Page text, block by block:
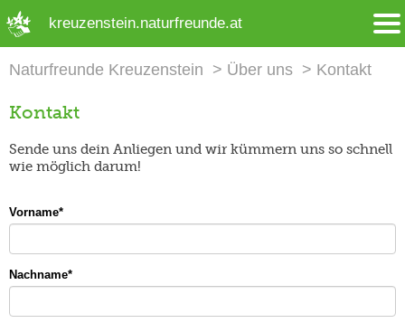
kreuzenstein.naturfreunde.at
Naturfreunde Kreuzenstein Über uns Kontakt
Kontakt
Sende uns dein Anliegen und wir kümmern uns so schnell
wie möglich darum!
Vorname*
Nachname*